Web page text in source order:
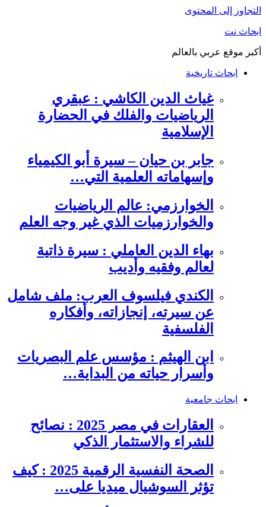
التجاوز إلى المحتوى
ابحاث نت
أكبر موقع عربي بالعالم
ابحاث تاريخية
غياث الدين الكاشي : عبقري
الرياضيات والفلك في الحضارة
الإسلامية
جابر بن حيان – سيرة أبو الكيمياء
وإسهاماته العلمية التي…
الخوارزمي: عالم الرياضيات
والخوارزميات الذي غير وجه العلم
بهاء الدين العاملي : سيرة ذاتية
لعالم وفقيه وأديب
الكندي فيلسوف العرب: ملف شامل
عن سيرته، إنجازاته، وأفكاره
الفلسفية
ابن الهيثم : مؤسس علم البصريات
وأسرار حياته من البداية…
ابحاث جامعية
العقارات في مصر 2025 : نصائح
للشراء والاستثمار الذكي
الصحة النفسية الرقمية 2025 : كيف
تؤثر السوشيال ميديا على…